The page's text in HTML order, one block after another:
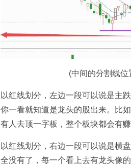
(中间的分割线
以红线划分，左边一段可以说是主
你一看就知道是龙头的股出来。比
有人去顶一字板，整个板块都会有赚
以红线划分，右边一段可以说是横
全没有了，每一个看上去有龙头像